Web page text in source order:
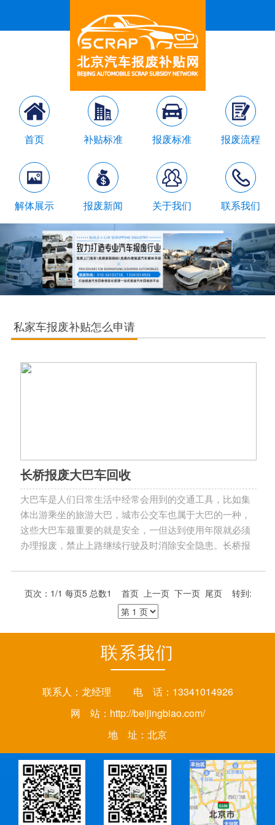
首页 补贴标准 报废标准 报废流程
解体展示 报废新闻 关于我们 联系我们
私家车报废补贴怎么申请
长桥报废大巴车回收
大巴车是人们日常生活中经常会用到的交通工具，比如集
体出游乘坐的旅游大巴，城市公交车也属于大巴的一种，
这些大巴车最重要的就是安全，一但达到使用年限就必须
办理报废，禁止上路继续行驶及时消除安全隐患。长桥报
几年当中共办理报废大巴车六千余辆，得到了车主一致好
评，诚信高效也一直是长桥报废大巴车回收网点的服务宗
页次：1/1 每页5 总数1 首页 上一页 下一页 尾页 转到:
联系我们
联系人：龙经理 电 话：13341014926
网 站： http://beijingbiao.com/
地 址：北京